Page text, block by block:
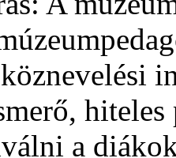
hiteles
a